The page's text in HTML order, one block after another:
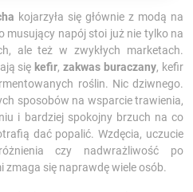
kojarzyła się głównie z modą na
musujący napój stoi już nie tylko na
ale też w zwykłych marketach.
się kefir,zakwas buraczany, kefir
roślin. Nic dziwnego.
sposobów na wsparcie trawienia,
i bardziej spokojny brzuch na co
dać popalić. Wzdęcia, uczucie
czy nadwrażliwość po
zmaga się naprawdę wiele osób.